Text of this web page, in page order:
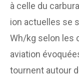
à celle du
ion actuelles se
Wh/kg selon les
aviation
tournent autour